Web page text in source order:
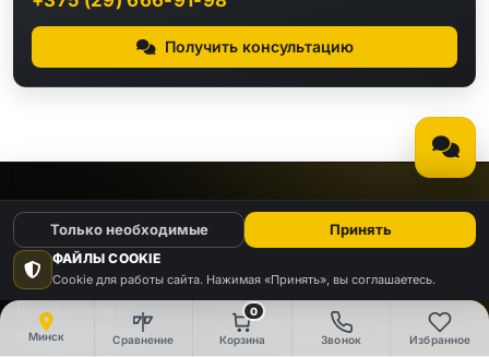
Минск Сравнение
0
Корзина Звонок Избранное
Получить консультацию
КАТАЛОГ
Видео Аудио
Компьютеры и
комплектующие
Электроника
ФАЙЛЫ COOKIE
Cookie для работы сайта. Нажимая «Принять», вы соглашаетесь.
Только необходимые Принять